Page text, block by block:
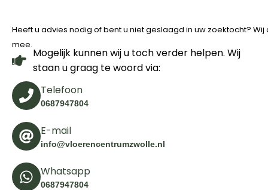
Heeft u advies nodig of bent u niet geslaagd in uw zoektocht?
mee.
Mogelijk kunnen wij u toch verder helpen. Wij
staan u graag te woord via:
Telefoon
0687947804
E-mail
info@vloerencentrumzwolle.nl
Whatsapp
0687947804